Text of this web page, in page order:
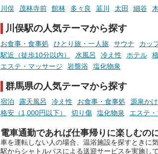
でくることはありませんか？
お風呂でリラックスしているか
らこそ向き合える、大切な自分
の本音。
りの温まった心のまま相談でき
たら素敵ですよね。
ニフティ温泉の「占いベンチ」
は、そんなあなたの心のつぶや
今回は筆者自
ら、日本各地
泉を12施設セ
日帰り入浴可
しと泉質の良
つ、万人にお
を厳選しまし
川俣 茂林寺前 館林 多々良 韮川 太田 細谷
川俣駅の人気テーマから探す
お食事・食事処 ひとり旅・一人旅 サウナ カッ
駅近（徒歩10分以内）
水風呂 冷え性 ホテル
エステ・マッサージ
岩盤浴 塩化物泉
群馬県の人気テーマから探す
宿泊 露天風呂 冷え性 お食事・食事処 源泉か
格安（1,000円以下）
切り傷 塩化物泉 エステ
電車通勤であれば仕事帰りに楽しむの
車を運転しない人の場合、温浴施設を探すときに
駅からシャトルバスによる送迎サービスを実施し